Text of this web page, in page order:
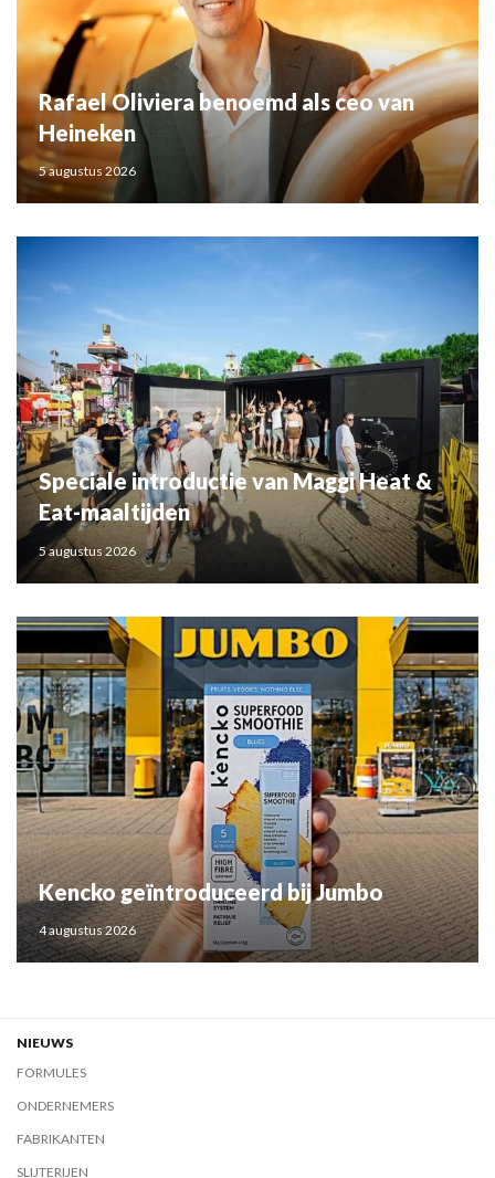
Rafael Oliviera benoemd als ceo van
Heineken
5 augustus 2026
Speciale introductie van Maggi Heat &
Eat-maaltijden
5 augustus 2026
Kencko geïntroduceerd bij Jumbo
4 augustus 2026
NIEUWS
FORMULES
ONDERNEMERS
FABRIKANTEN
SLIJTERIJEN